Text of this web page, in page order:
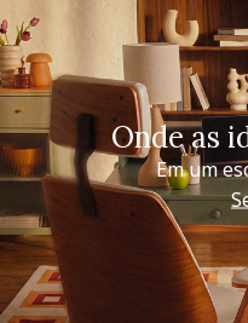
Onde as
Em um